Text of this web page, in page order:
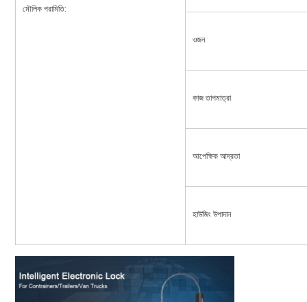
মৌলিক পরামিতি:
ওজন
কাজ তাপমাত্রা
আপেক্ষিক আদ্রতা
হাউজিং উপাদান